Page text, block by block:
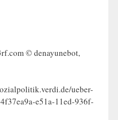
© denayunebot,
ueber-
e51a-11ed-936f-